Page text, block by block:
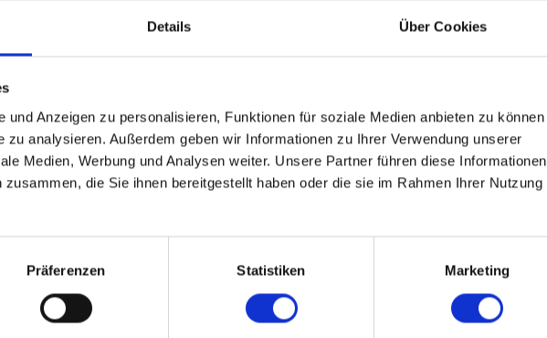
Details Über Cookies
und Anzeigen zu personalisieren, Funktionen für soziale Medien anbieten zu können
zu analysieren. Außerdem geben wir Informationen zu Ihrer Verwendung unserer
Medien, Werbung und Analysen weiter. Unsere Partner führen diese Informationen
die Sie ihnen bereitgestellt haben oder die sie im Rahmen Ihrer Nutzung
Präferenzen Statistiken Marketing